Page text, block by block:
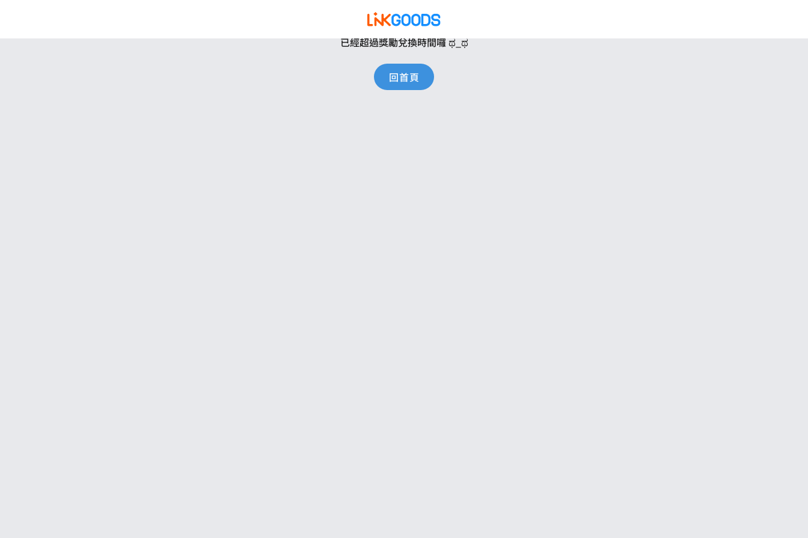
連結失效
已經超過獎勵兌換時間囉 ಥ_ಥ
回首頁